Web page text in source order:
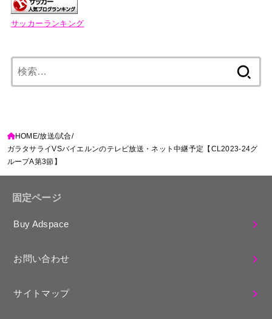
サッカーランキング
索:
HOME 放送 試合
ガラタサライVSバイエルンのテレビ放送・ネット中継予定【CL2023-24グ
ループA第3節】
固定ページ
Buy Adspace
お問い合わせ
サイトマップ